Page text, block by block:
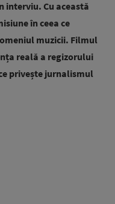
interviu. Cu această
în ceea ce
muzicii. Filmul
reală a regizorului
privește jurnalismul